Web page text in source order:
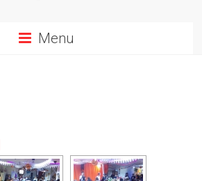
Menu